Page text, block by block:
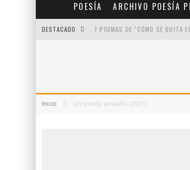
POESÍA ARCHIVO POESÍA
DESTACADO
SOBRE "PROSAS
Inicio Un sonido amarillo (2021)